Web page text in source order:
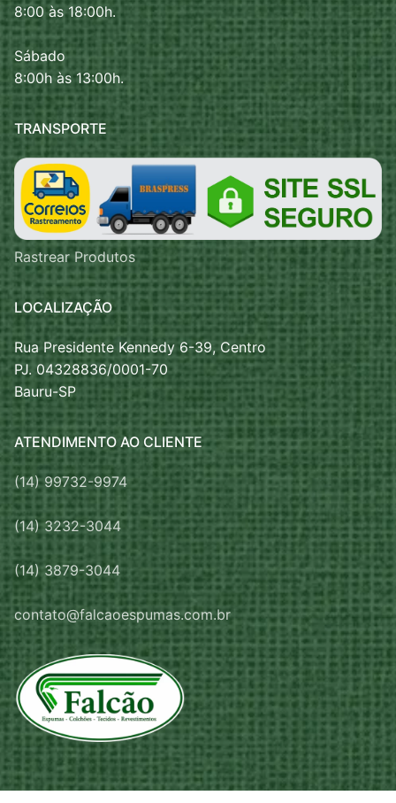
8:00 às 18:00h.
Sábado
8:00h às 13:00h.
TRANSPORTE
Rastrear Produtos
LOCALIZAÇÃO
Rua Presidente Kennedy 6-39, Centro
PJ. 04328836/0001-70
Bauru-SP
ATENDIMENTO AO CLIENTE
(14) 99732-9974
(14) 3232-3044
(14) 3879-3044
contato@falcaoespumas.com.br